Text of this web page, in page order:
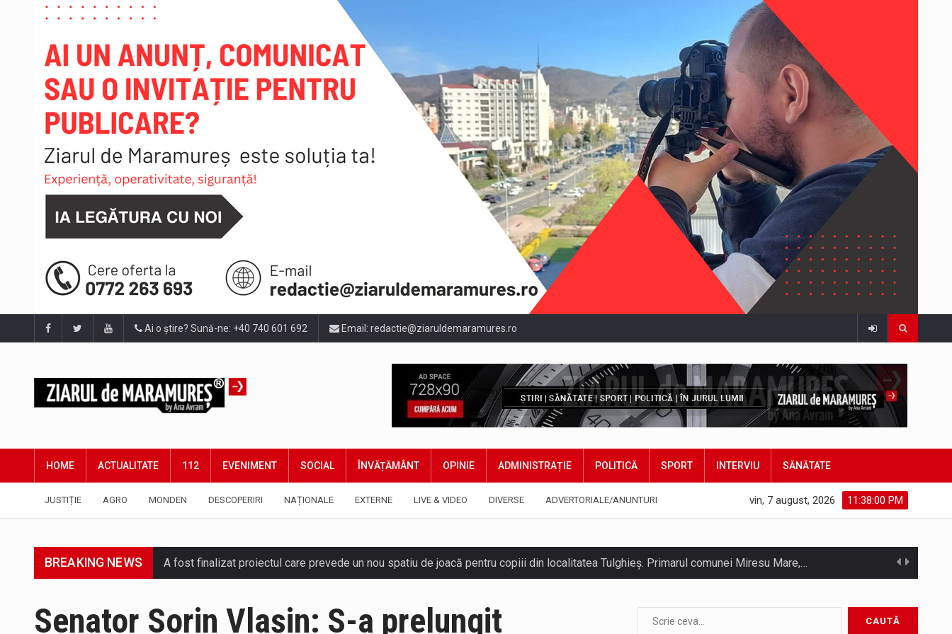
Ai o știre? Sună-ne: +40 740 601 692 Email: redactie@ziaruldemaramures.ro
HOME ACTUALITATE 112 EVENIMENT SOCIAL ÎNVĂȚĂMÂNT OPINIE ADMINISTRAȚIE POLITICĂ SPORT INTERVIU SĂNĂTATE
JUSTIȚIE AGRO MONDEN DESCOPERIRI NAȚIONALE EXTERNE LIVE & VIDEO DIVERSE ADVERTORIALE/ANUNTURI 11:38:02 PM
vin, 7 august, 2026
BREAKING NEWS
A fost finalizat proiectul care prevede un nou spatiu de joacă pentru copiii din localitatea Tulghieș. Primarul comunei Miresu Mare,…
Senator Sorin Vlașin: S-a prelungit